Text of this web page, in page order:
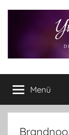
Yvis
Lifestyle
Blog
–
Lifestyle,
Menü